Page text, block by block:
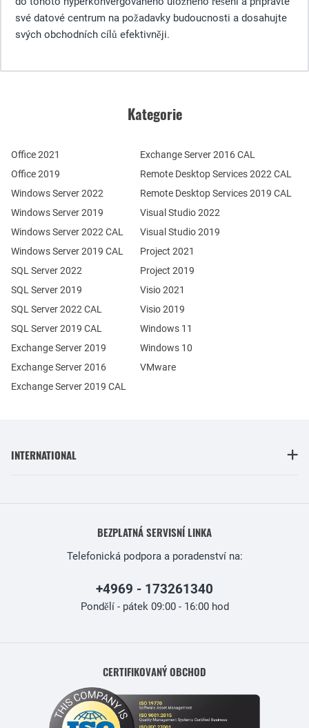
své datové centrum na požadavky budoucnosti a dosahujte
svých obchodních cílů efektivněji.
Kategorie
Office 2021
Office 2019
Windows Server 2022
Windows Server 2019
Exchange Server 2019
Exchange Server 2016
SQL Server 2022
SQL Server 2019
Windows Server 2022 CAL
Windows Server 2019 CAL
SQL Server 2022 CAL
SQL Server 2019 CAL
Remote Desktop Services 2022 CAL
Remote Desktop Services 2019 CAL
Exchange Server 2019 CAL
Exchange Server 2016 CAL
Visual Studio 2022
Visual Studio 2019
Project 2021
Project 2019
Visio 2021
Visio 2019
Windows 11
Windows 10
VMware
INTERNATIONAL
BEZPLATNÁ SERVISNÍ LINKA
Telefonická podpora a poradenství na:
+4969 - 173261340
Pondělí - pátek 09:00 - 16:00 hod
CERTIFIKOVANÝ OBCHOD